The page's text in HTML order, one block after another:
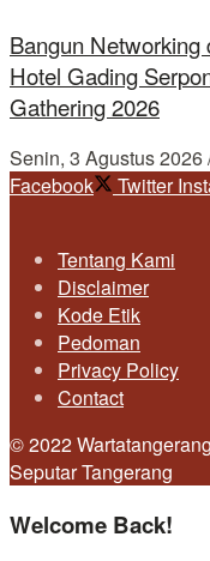
Bangun Networking
Hotel Gading
Gathering 2026
Senin, 3 Agustus 2026
Facebook
Twitter
Tentang Kami
Disclaimer
Kode Etik
Pedoman
Privacy Policy
Contact
© 2022
Seputar Tangerang
Welcome Back!